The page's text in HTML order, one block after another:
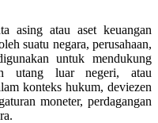
asing atau aset keuangan
suatu negara, perusahaan,
untuk mendukung
utang luar negeri, atau
konteks hukum, deviezen
moneter, perdagangan